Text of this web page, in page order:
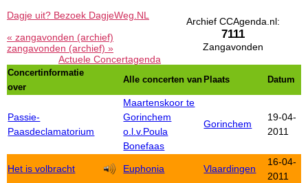
Archief CCAgenda.nl:
7111
Zangavonden
Dagje uit? Bezoek DagjeWeg.NL
« zangavonden (archief)
zangavonden (archief) »
Actuele Concertagenda
Concertinformatie
over
Alle concerten van Plaats Datum
Passie-
Paasdeclamatorium
Maartenskoor te
Gorinchem
o.l.v.Poula
Bonefaas
Gorinchem
19-04-
2011
Het is volbracht Euphonia Vlaardingen
16-04-
2011